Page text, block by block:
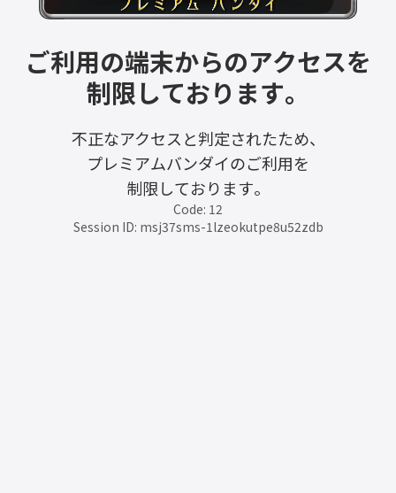
ご利用の端末からのアクセスを
制限しております。
不正なアクセスと判定されたため、
プレミアムバンダイのご利用を
制限しております。
Code: 12
Session ID: msj37sms-1lzeokutpe8u52zdb